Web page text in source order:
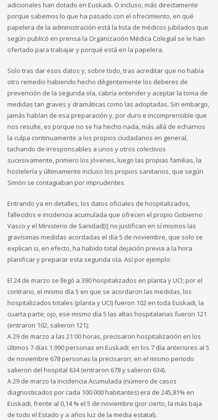
adicionales han dotado en Euskadi. O incluso, más directamente
porque sabemos lo que ha pasado con el ofrecimiento, en qué
papelera de la administración está la lista de médicos jubilados que
según publicó en prensa la Organización Médica Colegial se le han
ofertado para trabajar y porqué está en la papelera.
Solo tras dar esos datos y, sobre todo, tras acreditar que no había
otro remedio habiendo hecho diligentemente los deberes de
prevención de la segunda ola, cabría entender y aceptar la toma de
medidas tan graves y dramáticas como las adoptadas. Sin embargo,
jamás hablan de esa preparación y, por duro e incomprensible que
nos resulte, es porque no se ha hecho nada, más allá de echarnos
la culpa continuamente a los propios ciudadanos en general,
tachando de irresponsables a unos y otros colectivos
sucesivamente, primero los jóvenes, luego las propias familias, la
hostelería y últimamente incluso los propios sanitarios, que según
Simón se contagiaban por imprudentes.
Entrando ya en detalles, los datos oficiales de hospitalizados,
fallecidos e incidencia acumulada que ofrecen el propio Gobierno
Vasco y el Ministerio de Sanidad[i] no justifican en sí mismos las
gravísimas medidas acordadas el día 5 de noviembre, que solo se
explican si, en efecto, ha habido total dejación previa a la hora
planificar y preparar esta segunda ola. Así por ejemplo:
El 24 de marzo se llegó a 390 hospitalizados en planta y UCI; por el
contrario, el mismo día 5 en que se acordaron las medidas, los
hospitalizados totales (planta y UCI) fueron 102 en toda Euskadi, la
cuarta parte; ojo, ese mismo día 5 las altas hospitalarias fueron 121
(entraron 102, salieron 121);
A 29 de marzo a las 21:00 horas, precisaron hospitalización en los
últimos 7 días 1.990 personas en Euskadi; en los 7 día anteriores al 5
de noviembre 678 personas la precisaron; en el mismo periodo
salieron del hospital 634 (entraron 678 y salieron 634).
A 29 de marzo la Incidencia Acumulada (número de casos
diagnosticados por cada 100.000 habitantes) era de 245,81% en
Euskadi, frente al 0,14 % el 5 de noviembre (por cierto, la más baja
de todo el Estado y a años luz de la media estatal).